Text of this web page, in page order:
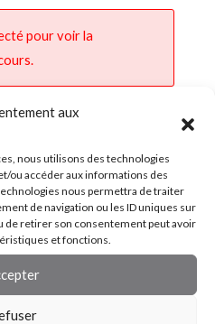
aux
nous utilisons des technologies
ou accéder aux informations des
nous permettra de traiter
de navigation ou les ID uniques sur
de retirer son consentement peut avoir
et fonctions.
pour voir la